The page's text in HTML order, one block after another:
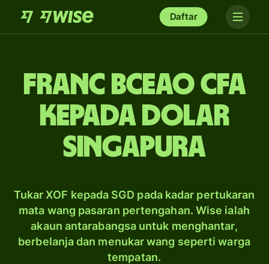
Daftar
franc BCEAO CFA
kepada dolar
Singapura
Tukar XOF kepada SGD pada kadar pertukaran
mata wang pasaran pertengahan. Wise ialah
akaun antarabangsa untuk menghantar,
berbelanja dan menukar wang seperti warga
tempatan.